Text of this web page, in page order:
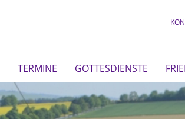
TERMINE GOTTESDIENSTE